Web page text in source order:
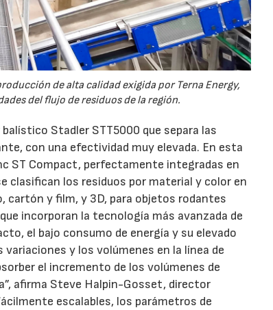
de alta calidad exigida por Terna Energy,
del flujo de residuos de la región.
Stadler STT5000 que separa las
con una efectividad muy elevada. En esta
ST Compact, perfectamente integradas en
clasifican los residuos por material y color en
cartón y film, y 3D, para objetos rodantes
incorporan la tecnología más avanzada de
el bajo consumo de energía y su elevado
y los volúmenes en la línea de
el incremento de los volúmenes de
afirma Steve Halpin-Gosset, director
escalables, los parámetros de